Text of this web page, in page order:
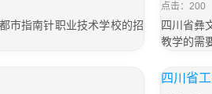
市指南针职业技术学校的招
点击：200
四川省彝
教学的需
四川省